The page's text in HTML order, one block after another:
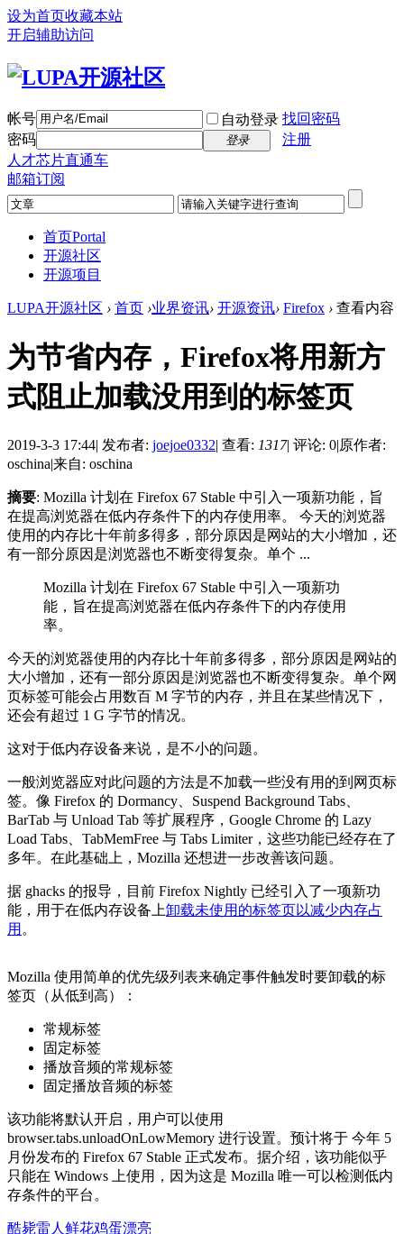
设为首页收藏本站
开启辅助访问
帐号 自动登录 找回密码
密码
登录
注册
人才芯片直通车
邮箱订阅
首页Portal
开源社区
开源项目
LUPA开源社区 › 首页 ›业界资讯› 开源资讯› Firefox › 查看内容
为节省内存，Firefox将用新方
式阻止加载没用到的标签页
2019-3-3 17:44| 发布者: joejoe0332| 查看: 1317| 评论: 0|原作者:
oschina|来自: oschina
摘要: Mozilla 计划在 Firefox 67 Stable 中引入一项新功能，旨
在提高浏览器在低内存条件下的内存使用率。 今天的浏览器
使用的内存比十年前多得多，部分原因是网站的大小增加，还
有一部分原因是浏览器也不断变得复杂。单个 ...
Mozilla 计划在 Firefox 67 Stable 中引入一项新功
能，旨在提高浏览器在低内存条件下的内存使用
率。
今天的浏览器使用的内存比十年前多得多，部分原因是网站的
大小增加，还有一部分原因是浏览器也不断变得复杂。单个网
页标签可能会占用数百 M 字节的内存，并且在某些情况下，
还会有超过 1 G 字节的情况。
这对于低内存设备来说，是不小的问题。
一般浏览器应对此问题的方法是不加载一些没有用的到网页标
签。像 Firefox 的 Dormancy、Suspend Background Tabs、
BarTab 与 Unload Tab 等扩展程序，Google Chrome 的 Lazy
Load Tabs、TabMemFree 与 Tabs Limiter，这些功能已经存在了
多年。在此基础上，Mozilla 还想进一步改善该问题。
据 ghacks 的报导，目前 Firefox Nightly 已经引入了一项新功
能，用于在低内存设备上卸载未使用的标签页以减少内存占
用 。
Mozilla 使用简单的优先级列表来确定事件触发时要卸载的标
签页（从低到高）：
常规标签
固定标签
播放音频的常规标签
固定播放音频的标签
该功能将默认开启，用户可以使用
browser.tabs.unloadOnLowMemory 进行设置。预计将于 今年 5
月份发布的 Firefox 67 Stable 正式发布。据介绍，该功能似乎
只能在 Windows 上使用，因为这是 Mozilla 唯一可以检测低内
存条件的平台。
酷毙雷人 鲜花鸡蛋漂亮